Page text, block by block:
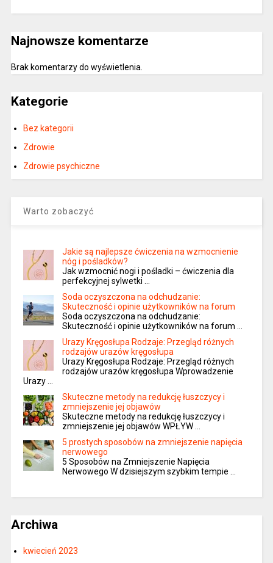
Najnowsze komentarze
Brak komentarzy do wyświetlenia.
Kategorie
Bez kategorii
Zdrowie
Zdrowie psychiczne
Warto zobaczyć
Jakie są najlepsze ćwiczenia na wzmocnienie
nóg i pośladków?
Jak wzmocnić nogi i pośladki – ćwiczenia dla
perfekcyjnej sylwetki …
Soda oczyszczona na odchudzanie:
Skuteczność i opinie użytkowników na forum
Soda oczyszczona na odchudzanie:
Skuteczność i opinie użytkowników na forum …
Urazy Kręgosłupa Rodzaje: Przegląd różnych
rodzajów urazów kręgosłupa
Urazy Kręgosłupa Rodzaje: Przegląd różnych
rodzajów urazów kręgosłupa Wprowadzenie
Urazy …
Skuteczne metody na redukcję łuszczycy i
zmniejszenie jej objawów
Skuteczne metody na redukcję łuszczycy i
zmniejszenie jej objawów WPŁYW …
5 prostych sposobów na zmniejszenie napięcia
nerwowego
5 Sposobów na Zmniejszenie Napięcia
Nerwowego W dzisiejszym szybkim tempie …
Archiwa
kwiecień 2023